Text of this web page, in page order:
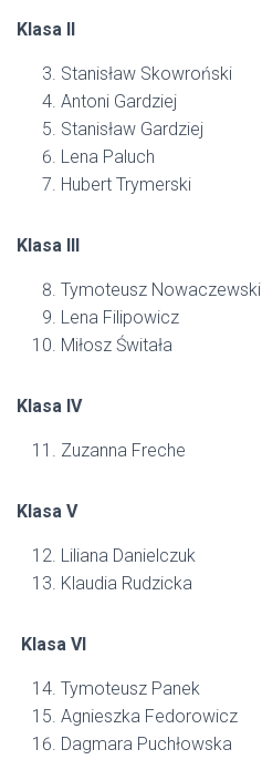
Klasa II
Stanisław Skowroński
Antoni Gardziej
Stanisław Gardziej
Lena Paluch
Hubert Trymerski
Klasa III
Tymoteusz Nowaczewski
Lena Filipowicz
Miłosz Świtała
Klasa IV
Zuzanna Freche
Klasa V
Liliana Danielczuk
Klaudia Rudzicka
Klasa VI
Tymoteusz Panek
Agnieszka Fedorowicz
Dagmara Puchłowska